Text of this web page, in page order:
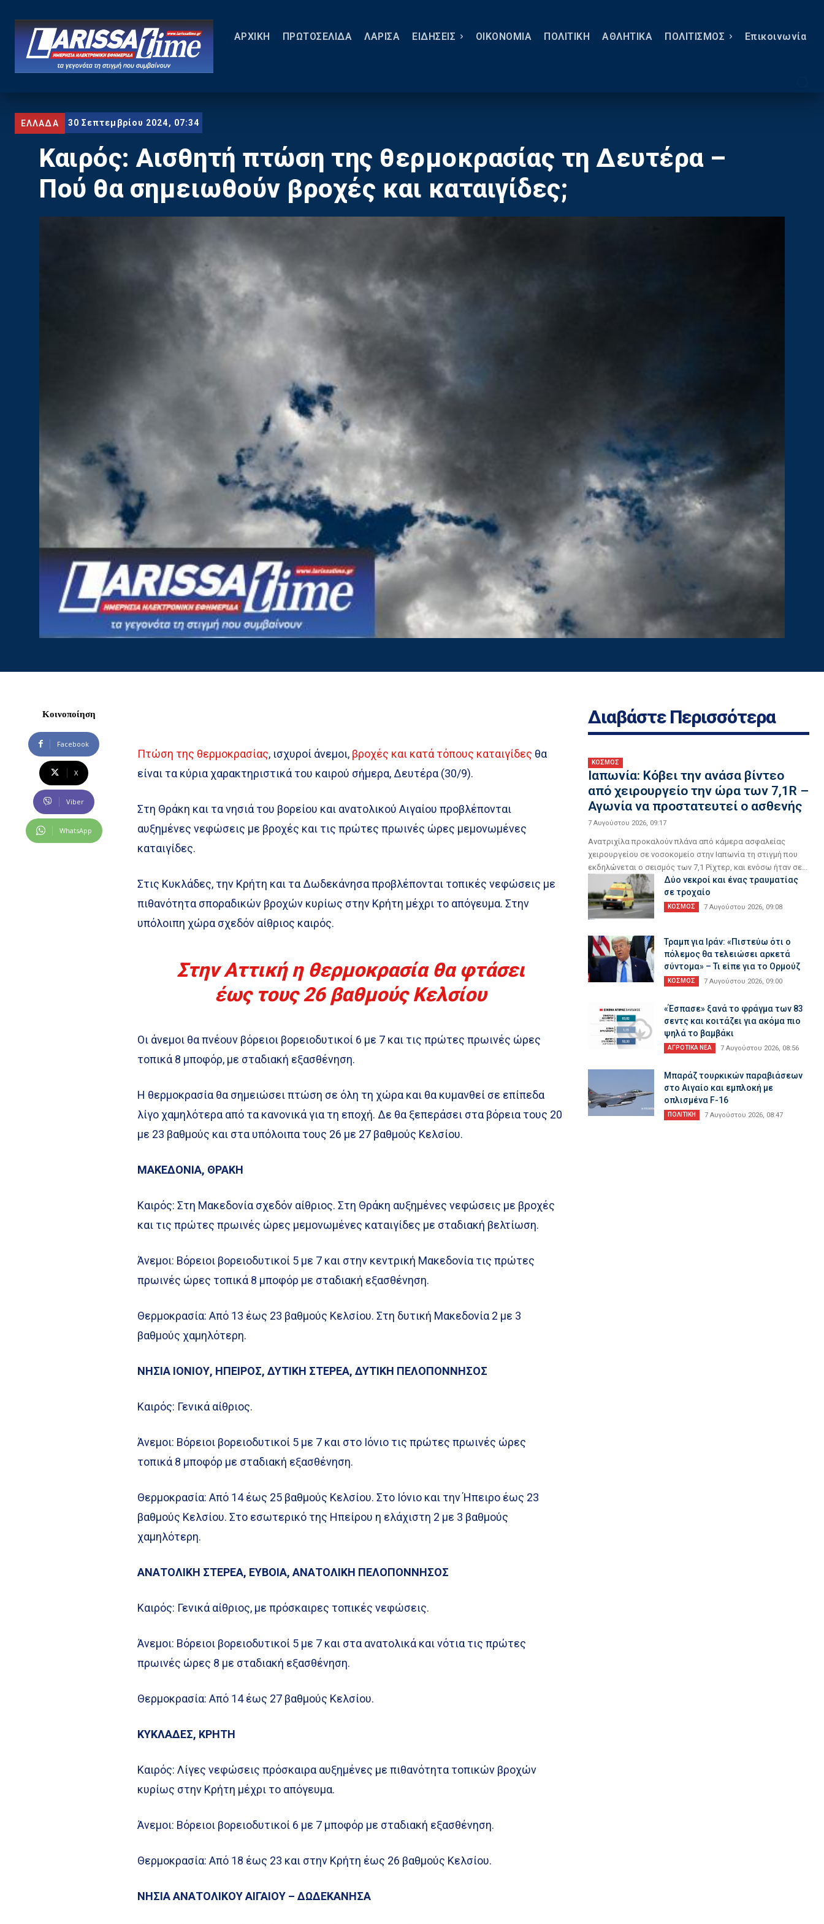
ΑΡΧΙΚΗ ΠΡΩΤΟΣΕΛΙΔΑ ΛΑΡΙΣΑ ΕΙΔΗΣΕΙΣ ΟΙΚΟΝΟΜΙΑ ΠΟΛΙΤΙΚΗ ΑΘΛΗΤΙΚΑ ΠΟΛΙΤΙΣΜΟΣ Eπικοινωνία
ΕΛΛΑΔΑ 30 Σεπτεμβρίου 2024, 07:34
Καιρός: Αισθητή πτώση της θερμοκρασίας τη Δευτέρα –
Πού θα σημειωθούν βροχές και καταιγίδες;
Κοινοποίηση
Facebook
X
Viber
WhatsApp
Πτώση της θερμοκρασίας, ισχυροί άνεμοι, βροχές και κατά τόπους καταιγίδες θα
είναι τα κύρια χαρακτηριστικά του καιρού σήμερα, Δευτέρα (30/9).
Στη Θράκη και τα νησιά του βορείου και ανατολικού Αιγαίου προβλέπονται
αυξημένες νεφώσεις με βροχές και τις πρώτες πρωινές ώρες μεμονωμένες
καταιγίδες.
Στις Κυκλάδες, την Κρήτη και τα Δωδεκάνησα προβλέπονται τοπικές νεφώσεις με
πιθανότητα σποραδικών βροχών κυρίως στην Κρήτη μέχρι το απόγευμα. Στην
υπόλοιπη χώρα σχεδόν αίθριος καιρός.
Στην Αττική η θερμοκρασία θα φτάσει
έως τους 26 βαθμούς Κελσίου
Οι άνεμοι θα πνέουν βόρειοι βορειοδυτικοί 6 με 7 και τις πρώτες πρωινές ώρες
τοπικά 8 μποφόρ, με σταδιακή εξασθένηση.
Η θερμοκρασία θα σημειώσει πτώση σε όλη τη χώρα και θα κυμανθεί σε επίπεδα
λίγο χαμηλότερα από τα κανονικά για τη εποχή. Δε θα ξεπεράσει στα βόρεια τους 20
με 23 βαθμούς και στα υπόλοιπα τους 26 με 27 βαθμούς Κελσίου.
ΜΑΚΕΔΟΝΙΑ, ΘΡΑΚΗ
Καιρός: Στη Μακεδονία σχεδόν αίθριος. Στη Θράκη αυξημένες νεφώσεις με βροχές
και τις πρώτες πρωινές ώρες μεμονωμένες καταιγίδες με σταδιακή βελτίωση.
Άνεμοι: Βόρειοι βορειοδυτικοί 5 με 7 και στην κεντρική Μακεδονία τις πρώτες
πρωινές ώρες τοπικά 8 μποφόρ με σταδιακή εξασθένηση.
Θερμοκρασία: Από 13 έως 23 βαθμούς Κελσίου. Στη δυτική Μακεδονία 2 με 3
βαθμούς χαμηλότερη.
ΝΗΣΙΑ ΙΟΝΙΟΥ, ΗΠΕΙΡΟΣ, ΔΥΤΙΚΗ ΣΤΕΡΕΑ, ΔΥΤΙΚΗ ΠΕΛΟΠΟΝΝΗΣΟΣ
Καιρός: Γενικά αίθριος.
Άνεμοι: Βόρειοι βορειοδυτικοί 5 με 7 και στο Ιόνιο τις πρώτες πρωινές ώρες
τοπικά 8 μποφόρ με σταδιακή εξασθένηση.
Θερμοκρασία: Από 14 έως 25 βαθμούς Κελσίου. Στο Ιόνιο και την Ήπειρο έως 23
βαθμούς Κελσίου. Στο εσωτερικό της Ηπείρου η ελάχιστη 2 με 3 βαθμούς
χαμηλότερη.
ΑΝΑΤΟΛΙΚΗ ΣΤΕΡΕΑ, ΕΥΒΟΙΑ, ΑΝΑΤΟΛΙΚΗ ΠΕΛΟΠΟΝΝΗΣΟΣ
Καιρός: Γενικά αίθριος, με πρόσκαιρες τοπικές νεφώσεις.
Άνεμοι: Βόρειοι βορειοδυτικοί 5 με 7 και στα ανατολικά και νότια τις πρώτες
πρωινές ώρες 8 με σταδιακή εξασθένηση.
Θερμοκρασία: Από 14 έως 27 βαθμούς Κελσίου.
ΚΥΚΛΑΔΕΣ, ΚΡΗΤΗ
Καιρός: Λίγες νεφώσεις πρόσκαιρα αυξημένες με πιθανότητα τοπικών βροχών
κυρίως στην Κρήτη μέχρι το απόγευμα.
Άνεμοι: Βόρειοι βορειοδυτικοί 6 με 7 μποφόρ με σταδιακή εξασθένηση.
Θερμοκρασία: Από 18 έως 23 και στην Κρήτη έως 26 βαθμούς Κελσίου.
ΝΗΣΙΑ ΑΝΑΤΟΛΙΚΟΥ ΑΙΓΑΙΟΥ – ΔΩΔΕΚΑΝΗΣΑ
Διαβάστε Περισσότερα
ΚΟΣΜΟΣ
Ιαπωνία: Κόβει την ανάσα βίντεο
από χειρουργείο την ώρα των 7,1R –
Αγωνία να προστατευτεί ο ασθενής
7 Αυγούστου 2026, 09:17
Ανατριχίλα προκαλούν πλάνα από κάμερα ασφαλείας
χειρουργείου σε νοσοκομείο στην Ιαπωνία τη στιγμή που
εκδηλώνεται ο σεισμός των 7,1 Ρίχτερ, και ενόσω ήταν σε...
Δύο νεκροί και ένας τραυματίας
σε τροχαίο
ΚΟΣΜΟΣ 7 Αυγούστου 2026, 09:08
Τραμπ για Ιράν: «Πιστεύω ότι ο
πόλεμος θα τελειώσει αρκετά
σύντομα» – Τι είπε για το Ορμούζ
ΚΟΣΜΟΣ 7 Αυγούστου 2026, 09:00
«Έσπασε» ξανά το φράγμα των 83
σεντς και κοιτάζει για ακόμα πιο
ψηλά το βαμβάκι
ΑΓΡΟΤΙΚΑ ΝΕΑ 7 Αυγούστου 2026, 08:56
Μπαράζ τουρκικών παραβιάσεων
στο Αιγαίο και εμπλοκή με
οπλισμένα F-16
ΠΟΛΙΤΙΚΗ 7 Αυγούστου 2026, 08:47